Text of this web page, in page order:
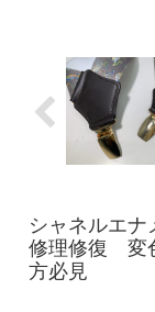
シャネルエナ
修理修復 変
方必見